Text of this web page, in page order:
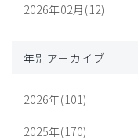
2026年02月(12)
年別アーカイブ
2026年(101)
2025年(170)